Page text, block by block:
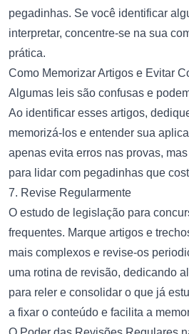
pegadinhas. Se você identificar
interpretar, concentre-se na sua
prática.
Como Memorizar Artigos e Evitar
Algumas leis são confusas e
Ao identificar esses artigos,
memorizá-los e entender sua
apenas evita erros nas provas,
para lidar com pegadinhas que
7. Revise Regularmente
O estudo de legislação para
frequentes. Marque artigos e
mais complexos e revise-os
uma rotina de revisão, dedicando
para reler e consolidar o que já
a fixar o conteúdo e facilita a